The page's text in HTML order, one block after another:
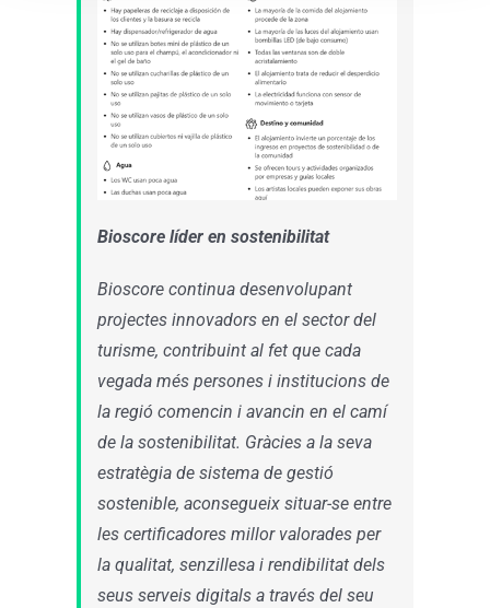
Bioscore líder en sostenibilitat
Bioscore continua desenvolupant
projectes innovadors en el sector del
turisme, contribuint al fet que cada
vegada més persones i institucions de
la regió comencin i avancin en el camí
de la sostenibilitat. Gràcies a la seva
estratègia de sistema de gestió
sostenible, aconsegueix situar-se entre
les certificadores millor valorades per
la qualitat, senzillesa i rendibilitat dels
seus serveis digitals a través del seu